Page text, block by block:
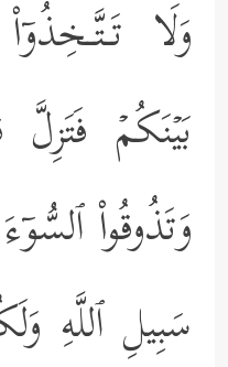
وَلَا
بَیۡنَكُمۡ فَتَزِلَّ
وَتَذُوقُواْ
سَبِیلِ ٱللَّهِ